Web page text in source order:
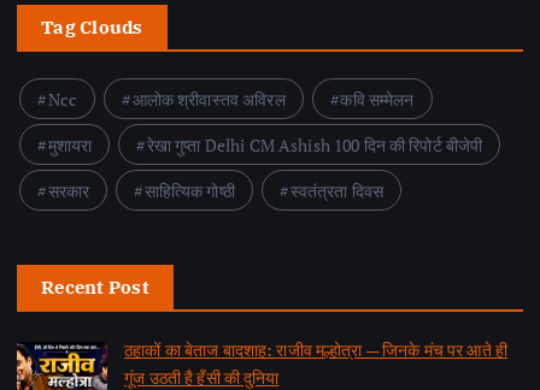
Tag Clouds
Ncc आलोक श्रीवास्तव अविरल
कवि सम्मेलन
मुशायरा
रेखा गुप्ता Delhi CM Ashish 100 दिन की रिपोर्ट बीजेपी
सरकार
साहित्यिक गोष्ठी स्वतंत्रता दिवस
Recent Post
ठहाकों का बेताज बादशाह: राजीव मल्होत्रा — जिनके मंच पर आते ही
गूंज उठती है हँसी की दुनिया